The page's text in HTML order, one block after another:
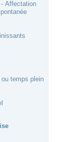
- Affectation
ou temps plein